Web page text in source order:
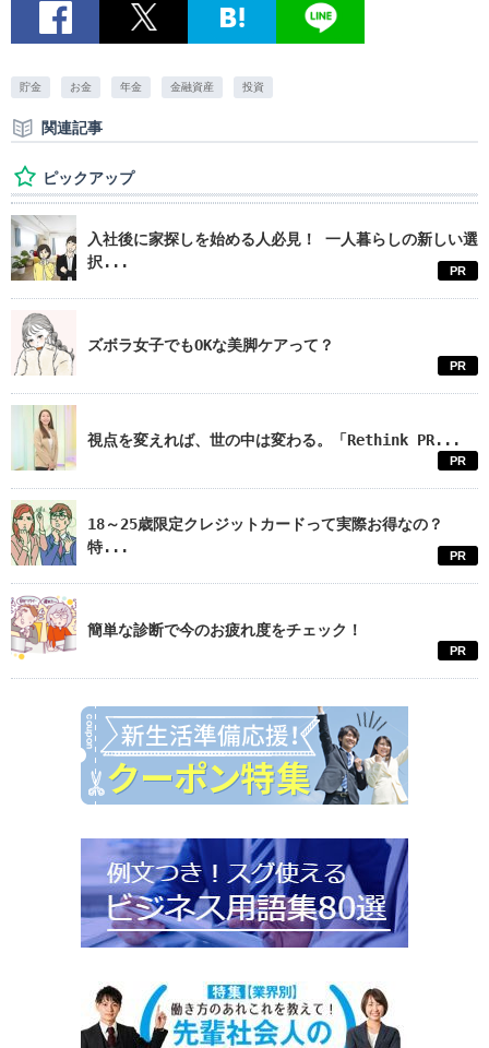
貯金 お金 年金 金融資産 投資
関連記事
ピックアップ
入社後に家探しを始める人必見！ 一人暮らしの新しい選
択...
PR
ズボラ女子でもOKな美脚ケアって？
PR
視点を変えれば、世の中は変わる。「Rethink PR...
PR
18～25歳限定クレジットカードって実際お得なの？
特...
PR
簡単な診断で今のお疲れ度をチェック！
PR